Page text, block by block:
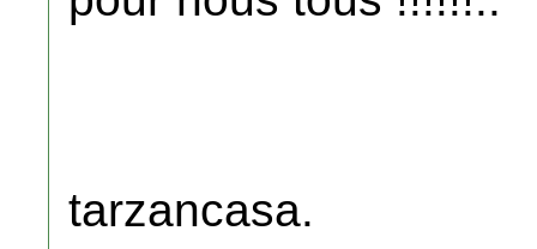
tarzancasa.